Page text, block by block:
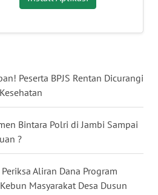
Peserta BPJS Rentan Dicurangi
Bintara Polri di Jambi Sampai
?
Aliran Dana Program
Masyarakat Desa Dusun